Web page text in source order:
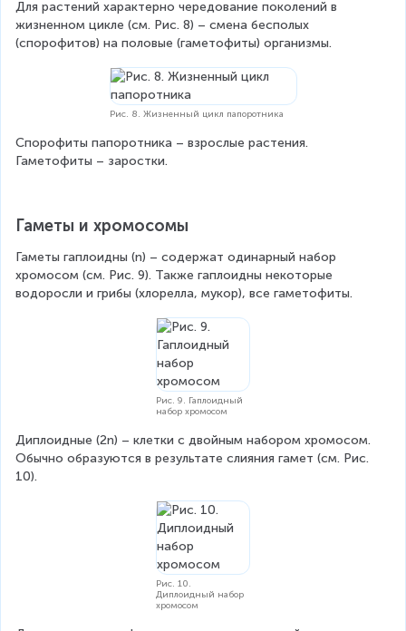
Для растений характерно чередование поколений в
жизненном цикле (см. Рис. 8) – смена бесполых
(спорофитов) на половые (гаметофиты) организмы.
Рис. 8. Жизненный цикл папоротника
Спорофиты папоротника – взрослые растения.
Гаметофиты – заростки.
Гаметы и хромосомы
Гаметы гаплоидны (n) – содержат одинарный набор
хромосом (см. Рис. 9). Также гаплоидны некоторые
водоросли и грибы (хлорелла, мукор), все гаметофиты.
Рис. 9. Гаплоидный
набор хромосом
Диплоидные (2n) – клетки с двойным набором хромосом.
Обычно образуются в результате слияния гамет (см. Рис.
10).
Рис. 10.
Диплоидный набор
хромосом